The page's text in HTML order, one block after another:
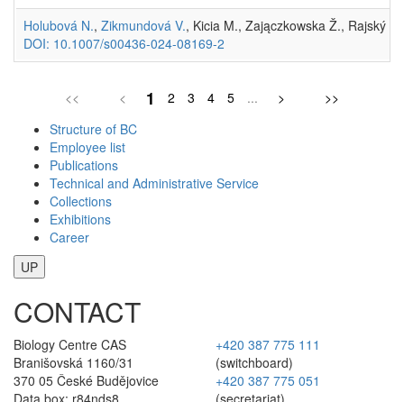
Holubová N., Zikmundová V., Kicia M., Zajączkowska Ž., Rajský
DOI: 10.1007/s00436-024-08169-2
<< < 1 2 3 4 5 ... >
>>
Structure of BC
Employee list
Publications
Technical and Administrative Service
Collections
Exhibitions
Career
UP
CONTACT
Biology Centre CAS
Branišovská 1160/31
370 05 České Budějovice
Data box: r84nds8
+420 387 775 111
(switchboard)
+420 387 775 051
(secretariat)